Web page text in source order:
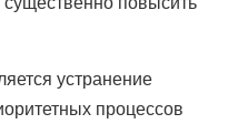
устранение
процессов